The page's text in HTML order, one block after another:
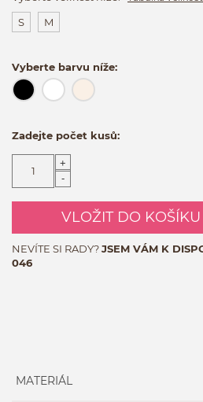
S M
Vyberte barvu níže:
Zadejte počet kusů:
+
-
VLOŽIT DO KOŠÍKU
NEVÍTE SI RADY?JSEM VÁM K
046
MATERIÁL